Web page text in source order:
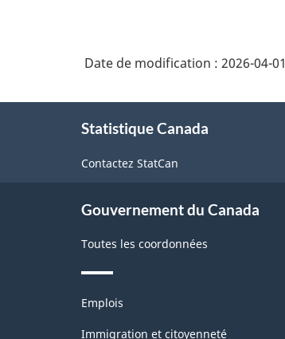
Date de modification : 2026-04-01
Statistique Canada
Contactez StatCan
Gouvernement du Canada
Toutes les coordonnées
Thèmes
sujets
Emplois
Immigration et citoyenneté